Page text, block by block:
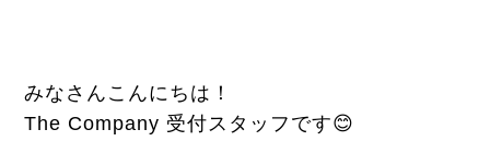
みなさんこんにちは！
The Company 受付スタッフです😊